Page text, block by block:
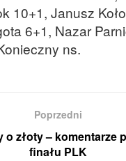
10+1, Janusz
6+1, Nazar
ns.
Poprzedni
o złoty – komentarze
finału PLK